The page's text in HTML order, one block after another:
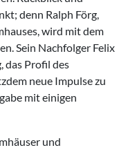
denn Ralph Förg,
wird mit dem
Sein Nachfolger Felix
das Profil des
neue Impulse zu
mit einigen
und